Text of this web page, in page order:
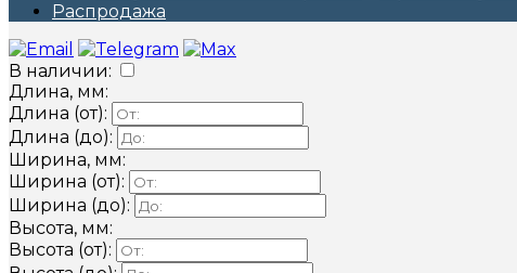
Распродажа
В наличии:
Длина, мм:
Длина (от):
Длина (до):
Ширина, мм:
Ширина (от):
Ширина (до):
Высота, мм:
Высота (от):